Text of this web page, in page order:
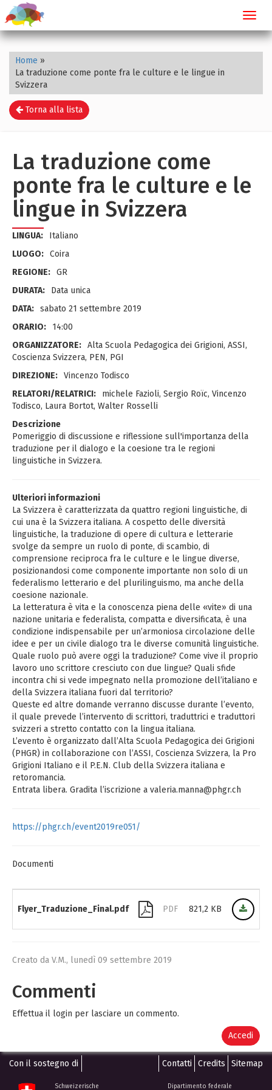
Home »
La traduzione come ponte fra le culture e le lingue in
Svizzera
Torna alla lista
La traduzione come
ponte fra le culture e le
lingue in Svizzera
LINGUA:
Italiano
LUOGO: Coira
REGIONE: GR
DURATA:
Data unica
DATA: sabato 21 settembre 2019
ORARIO:
14:00
ORGANIZZATORE: Alta Scuola Pedagogica dei Grigioni, ASSI,
Coscienza Svizzera, PEN, PGI
DIREZIONE: Vincenzo Todisco
RELATORI/RELATRICI:
michele Fazioli, Sergio Roïc, Vincenzo
Todisco, Laura Bortot, Walter Rosselli
Descrizione
Pomeriggio di discussione e riflessione sull'importanza della
traduzione per il dialogo e la coesione tra le regioni
linguistiche in Svizzera.
Ulteriori informazioni
La Svizzera è caratterizzata da quattro regioni linguistiche, di
cui una è la Svizzera italiana. A cospetto delle diversità
linguistiche, la traduzione di opere di cultura e letterarie
svolge da sempre un ruolo di ponte, di scambio, di
comprensione reciproca fra le culture e le lingue diverse,
posizionandosi come componente importante non solo di un
federalismo letterario e del plurilinguismo, ma anche della
coesione nazionale.
La letteratura è vita e la conoscenza piena delle «vite» di una
nazione unitaria e federalista, compatta e diversificata, è una
condizione indispensabile per un’armoniosa circolazione delle
idee e per un civile dialogo tra le diverse comunità linguistiche.
Quale ruolo può avere oggi la traduzione? Come vive il proprio
lavoro uno scrittore cresciuto con due lingue? Quali sfide
incontra chi si vede impegnato nella promozione dell’italiano e
della Svizzera italiana fuori dal territorio?
Queste ed altre domande verranno discusse durante l’evento,
il quale prevede l’intervento di scrittori, traduttrici e traduttori
svizzeri a stretto contatto con la lingua italiana.
L’evento è organizzato dall’Alta Scuola Pedagogica dei Grigioni
(PHGR) in collaborazione con l’ASSI, Coscienza Svizzera, la Pro
Grigioni Italiano e il P.E.N. Club della Svizzera italiana e
retoromancia.
Entrata libera. Gradita l’iscrizione a valeria.manna@phgr.ch
https://phgr.ch/event2019re051/
Documenti
Flyer_Traduzione_Final.pdf PDF 821,2 KB
Creato da V.M., lunedì 09 settembre 2019
Commenti
Effettua il login per lasciare un commento.
Accedi
Con il sostegno di Contatti Credits Sitemap
Schweizerische Dipartimento federale